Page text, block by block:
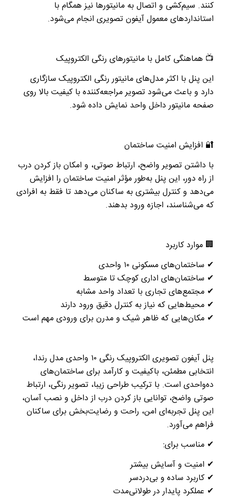
کنند. سیم‌کشی و اتصال به مانیتورها نیز همگام با
استانداردهای معمول آیفون تصویری انجام می‌شود.
📺 هماهنگی کامل با مانیتورهای رنگی الکتروپیک
این پنل با اکثر مدل‌های مانیتور رنگی الکتروپیک سازگاری
دارد و باعث می‌شود تصویر مراجعه‌کننده با کیفیت بالا روی
صفحه مانیتور داخل واحد نمایش داده شود.
🔐 افزایش امنیت ساختمان
با داشتن تصویر واضح، ارتباط صوتی، و امکان باز کردن درب
از راه دور، این پنل به‌طور مؤثر امنیت ساختمان را افزایش
می‌دهد و کنترل بیشتری به ساکنان می‌دهد تا فقط به افرادی
که می‌شناسند، اجازه ورود بدهند.
🏢 موارد کاربرد
✔ ساختمان‌های مسکونی ۱۰ واحدی
✔ ساختمان‌های اداری کوچک تا متوسط
✔ مجتمع‌های تجاری با تعداد واحد مشابه
✔ محیط‌هایی که نیاز به کنترل دقیق ورود دارند
✔ مکان‌هایی که ظاهر شیک و مدرن برای ورودی مهم است
پنل آیفون تصویری الکتروپیک رنگی ۱۰ واحدی مدل رندا،
انتخابی مطمئن، باکیفیت و کارآمد برای ساختمان‌های
ده‌واحدی است. با ترکیب طراحی زیبا، تصویر رنگی، ارتباط
صوتی واضح، توانایی باز کردن درب از داخل و نصب آسان،
این پنل تجربه‌ای امن، راحت و رضایت‌بخش برای ساکنان
فراهم می‌آورد.
✔ مناسب برای:
✔ امنیت و آسایش بیشتر
✔ کاربرد ساده و بی‌دردسر
✔ عملکرد پایدار در طولانی‌مدت